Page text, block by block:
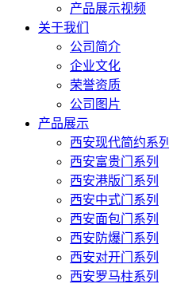
产品展示视频
关于我们
公司简介
企业文化
荣誉资质
公司图片
产品展示
西安现代简约系列
西安富贵门系列
西安港版门系列
西安中式门系列
西安面包门系列
西安防爆门系列
西安对开门系列
西安罗马柱系列